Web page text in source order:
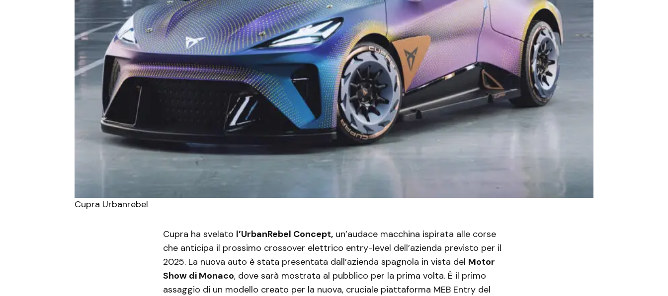
Cupra Urbanrebel
Cupra ha svelato l’UrbanRebel Concept, un’audace macchina ispirata alle corse
che anticipa il prossimo crossover elettrico entry-level dell’azienda previsto per il
2025. La nuova auto è stata presentata dall’azienda spagnola in vista del Motor
Show di Monaco, dove sarà mostrata al pubblico per la prima volta. È il primo
assaggio di un modello creato per la nuova, cruciale piattaforma MEB Entry del